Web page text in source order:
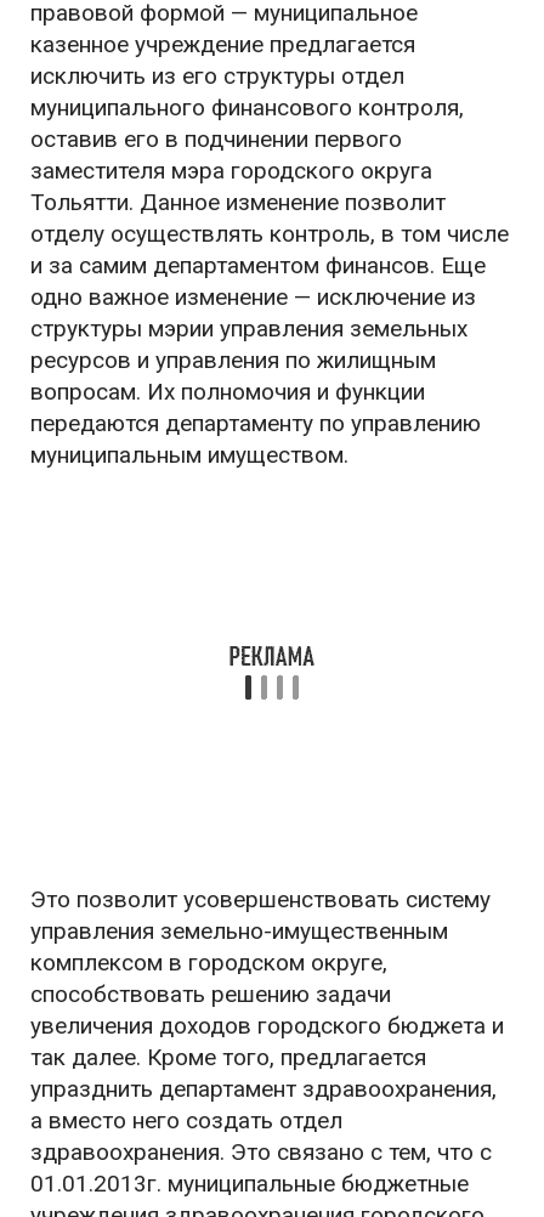
правовой формой — муниципальное
казенное учреждение предлагается
исключить из его структуры отдел
муниципального финансового контроля,
оставив его в подчинении первого
заместителя мэра городского округа
Тольятти. Данное изменение позволит
отделу осуществлять контроль, в том числе
и за самим департаментом финансов. Еще
одно важное изменение — исключение из
структуры мэрии управления земельных
ресурсов и управления по жилищным
вопросам. Их полномочия и функции
передаются департаменту по управлению
муниципальным имуществом.
Это позволит усовершенствовать систему
управления земельно-имущественным
комплексом в городском округе,
способствовать решению задачи
увеличения доходов городского бюджета и
так далее. Кроме того, предлагается
упразднить департамент здравоохранения,
а вместо него создать отдел
здравоохранения. Это связано с тем, что с
01.01.2013г. муниципальные бюджетные